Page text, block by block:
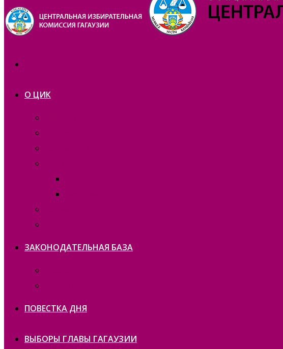
О ЦИК
ЗАКОНОДАТЕЛЬНАЯ БАЗА
ПОВЕСТКА ДНЯ
ВЫБОРЫ ГЛАВЫ ГАГАУЗИИ